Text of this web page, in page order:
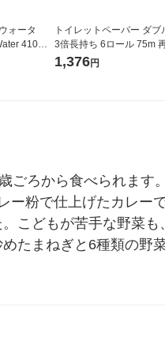
ォータ
410ml
ルレス
トイレットペーパー ダブ
3倍長持ち 6ロール 75m 再生
紙配合 スコッティフラワー
1,376円
ごろから食べられます
ー粉で仕上げたカレー
こどもが苦手な野菜
たまねぎと6種類の野